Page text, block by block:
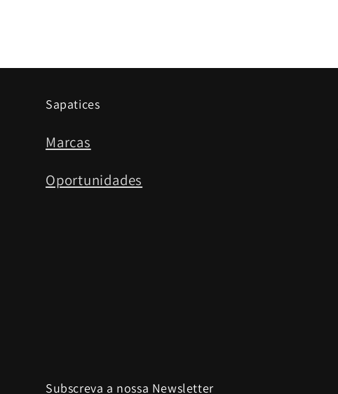
Sapatices
Marcas
Oportunidades
Subscreva a nossa Newsletter